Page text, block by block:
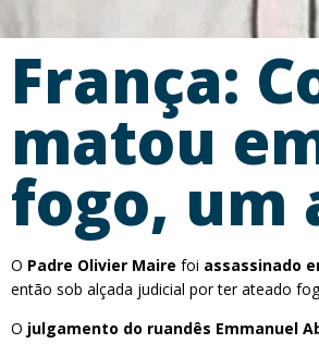
França:
matou
fogo, um
O Padre Olivier Maire foi assassinado
então sob alçada judicial por ter ateado
O julgamento do ruandês Emmanuel